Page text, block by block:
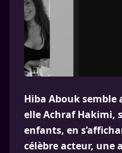
Hiba Abouk
elle Achraf Hakimi,
enfants, en
célèbre acteur,